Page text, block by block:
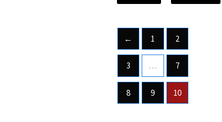
← 1 2
3 … 7
8 9 10